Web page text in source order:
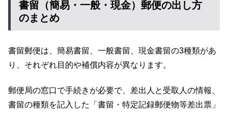
書留（簡易・一般・現金）郵便の出し方
のまとめ
書留郵便は、簡易書留、一般書留、現金書留の3種類があ
り、それぞれ目的や補償内容が異なります。
郵便局の窓口で手続きが必要で、差出人と受取人の情報、
書留の種類を記入した「書留・特定記録郵便物等差出票」